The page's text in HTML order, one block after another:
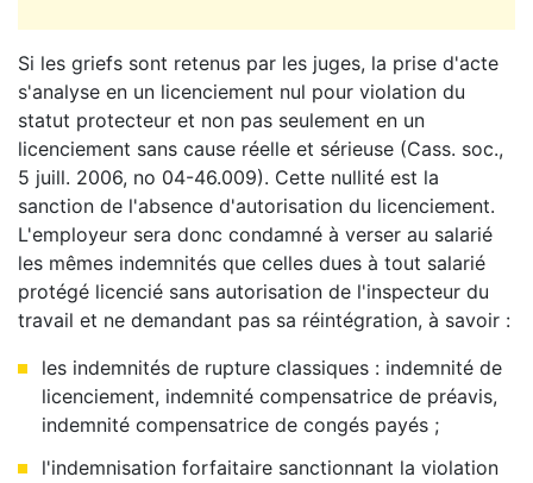
Si les griefs sont retenus par les juges, la prise d'acte
s'analyse en un licenciement nul pour violation du
statut protecteur et non pas seulement en un
licenciement sans cause réelle et sérieuse (Cass. soc.,
5 juill. 2006, no 04-46.009). Cette nullité est la
sanction de l'absence d'autorisation du licenciement.
L'employeur sera donc condamné à verser au salarié
les mêmes indemnités que celles dues à tout salarié
protégé licencié sans autorisation de l'inspecteur du
travail et ne demandant pas sa réintégration, à savoir :
les indemnités de rupture classiques : indemnité de
licenciement, indemnité compensatrice de préavis,
indemnité compensatrice de congés payés ;
l'indemnisation forfaitaire sanctionnant la violation